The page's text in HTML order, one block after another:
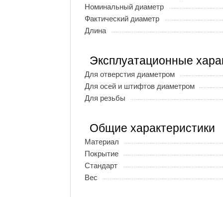
Номинальный диаметр
Фактический диаметр
Длина
Эксплуатационные
Для отверстия диаметром
Для осей и штифтов диаметром
Для резьбы
Общие характеристики
Материал
Покрытие
Стандарт
Вес